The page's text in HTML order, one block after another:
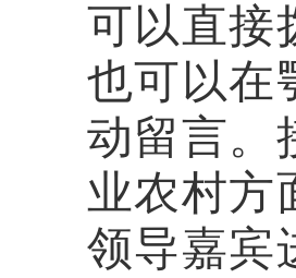
可以直接
也可以在
动留言。
业农村方
领导嘉宾